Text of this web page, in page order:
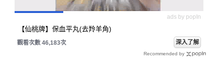
ads by popIn
【仙桃牌】保血平丸(去羚羊角)
觀看次數 46,183次 深入了解
Recommended by